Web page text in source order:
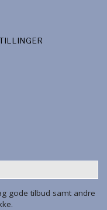
gode tilbud samt andre